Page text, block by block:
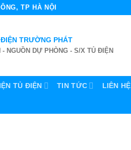
TP HÀ NỘI
TRƯỜNG PHÁT
NGUỒN DỰ PHÒNG - S/X TỦ ĐIỆN
TỦ ĐIỆN TIN TỨC LIÊN HỆ